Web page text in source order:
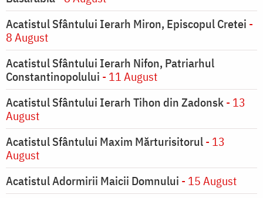
Acatistul Sfântului Ierarh Miron, Episcopul Cretei -
8 August
Acatistul Sfântului Ierarh Nifon, Patriarhul
Constantinopolului - 11 August
Acatistul Sfântului Ierarh Tihon din Zadonsk- 13
August
Acatistul Sfântului Maxim Mărturisitorul- 13
August
Acatistul Adormirii Maicii Domnului - 15 August